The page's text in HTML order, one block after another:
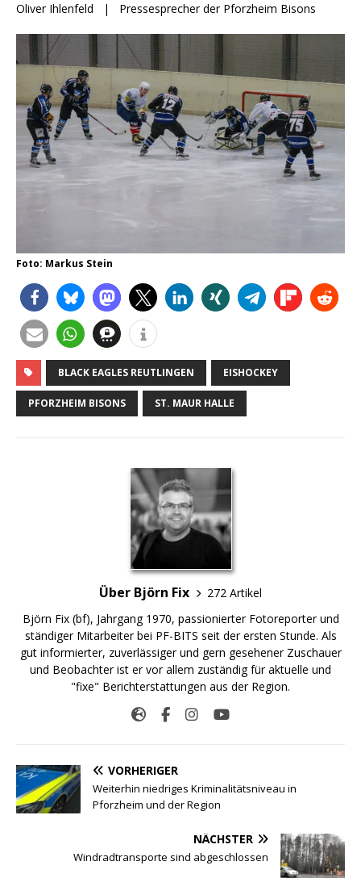
Oliver Ihlenfeld | Pressesprecher der Pforzheim Bisons
Foto: Markus Stein
BLACK EAGLES REUTLINGEN EISHOCKEY
PFORZHEIM BISONS ST. MAUR HALLE
Über Björn Fix
272 Artikel
Björn Fix (bf), Jahrgang 1970, passionierter Fotoreporter und
ständiger Mitarbeiter bei PF-BITS seit der ersten Stunde. Als
gut informierter, zuverlässiger und gern gesehener Zuschauer
und Beobachter ist er vor allem zuständig für aktuelle und
"fixe" Berichterstattungen aus der Region.
VORHERIGER
Weiterhin niedriges Kriminalitätsniveau in
Pforzheim und der Region
NÄCHSTER
Windradtransporte sind abgeschlossen